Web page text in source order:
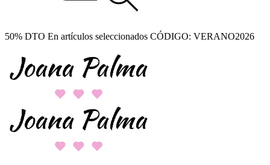
50% DTO En artículos seleccionados CÓDIGO: VERANO2026